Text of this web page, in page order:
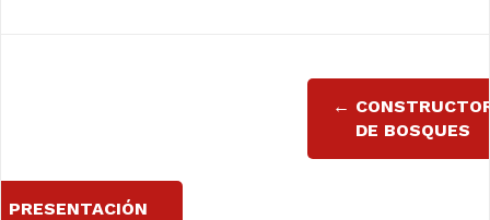
entradas
←
DE BOSQUES
PRESENTACIÓN